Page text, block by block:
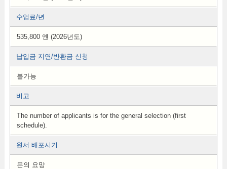
수업료/년
535,800 엔 (2026년도)
납입금 지연/반환금 신청
불가능
비고
The number of applicants is for the general selection (first
schedule).
원서 배포시기
문의 요망